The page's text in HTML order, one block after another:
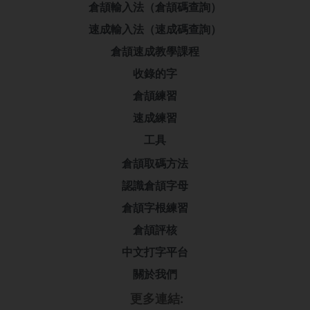
倉頡輸入法（倉頡碼查詢）
速成輸入法（速成碼查詢）
倉頡速成教學課程
收錄的字
倉頡練習
速成練習
工具
倉頡取碼方法
認識倉頡字母
倉頡字根練習
倉頡評核
中文打字平台
關於我們
更多連結: